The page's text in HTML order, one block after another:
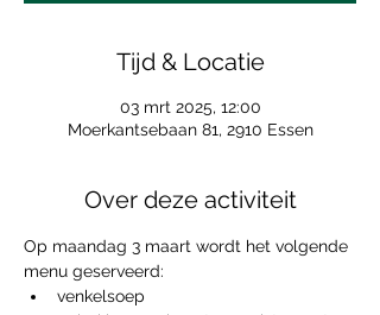
Tijd & Locatie
03 mrt 2025, 12:00
Moerkantsebaan 81, 2910 Essen
Over deze activiteit
Op maandag 3 maart wordt het volgende
menu geserveerd:
venkelsoep